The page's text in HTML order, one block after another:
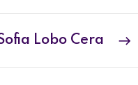
Lobo Cera